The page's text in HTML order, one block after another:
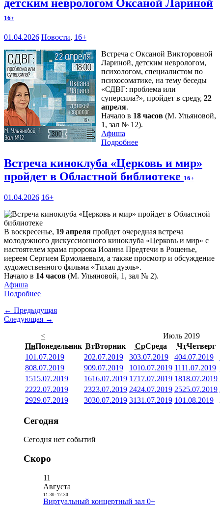
детским неврологом Оксаной Лариной
16+
01.04.2026 Новости, 16+
Встреча с Оксаной Викторовной
Лариной, детским неврологом,
психологом, специалистом по
психосоматике, на тему беседы
«СДВГ: проблема или
суперсила?», пройдет в среду, 22
апреля.
Начало в 18 часов (М. Ульяновой,
1, зал № 12).
Афиша
Подробнее
Встреча киноклуба «Церковь и мир»
пройдет в Областной библиотеке 16+
01.04.2026 16+
В воскресенье, 19 апреля пройдет очередная встреча
молодежного дискуссионного киноклуба «Церковь и мир» с
настоятелем храма пророка Иоанна Предтечи в Рощенье,
иереем Сергием Ермолаевым, а также просмотр и обсуждение
художественного фильма «Тихая дуэль».
Начало в 14 часов (М. Ульяновой, 1, зал № 2).
Афиша
Подробнее
← Предыдущая
Следующая →
<
Июль 2019
ПнПонедельник ВтВторник СрСреда ЧтЧетверг
101.07.2019 202.07.2019 303.07.2019 404.07.2019
808.07.2019 909.07.2019 1010.07.2019 1111.07.2019
1515.07.2019 1616.07.2019 1717.07.2019 1818.07.2019
2222.07.2019 2323.07.2019 2424.07.2019 2525.07.2019
2929.07.2019 3030.07.2019 3131.07.2019 101.08.2019
Сегодня
Сегодня нет событий
Скоро
11
Августа
11:30- 12:30
Виртуальный концертный зал 0+